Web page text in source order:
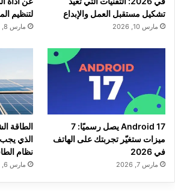
تشكيل مستقبل العمل والإبداع
مارس 10, 2026
لتنظيم
مارس 8, 2026
Android 17 يصل رسميًا: 7
ميزات ستغيّر تجربتك على الهاتف
في 2026
مارس 7, 2026
الطاقة
الذي
نظام
مارس 6, 2026